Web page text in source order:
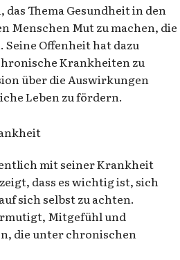
Thema Gesundheit in den
Menschen Mut zu machen, die
Offenheit hat dazu
Krankheiten zu
über die Auswirkungen
Leben zu fördern.
mit seiner Krankheit
dass es wichtig ist, sich
sich selbst zu achten.
Mitgefühl und
die unter chronischen